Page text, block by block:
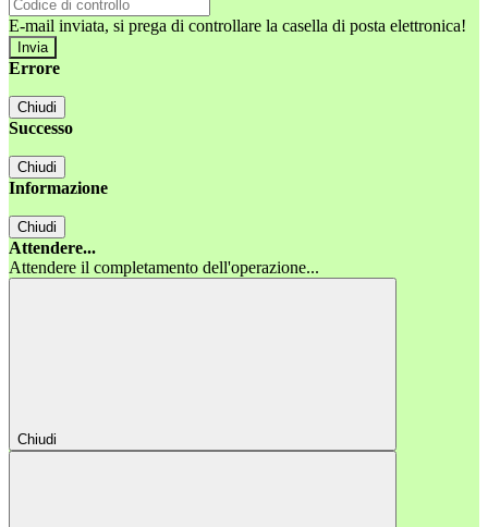
E-mail inviata, si prega di controllare la casella di posta elettronica!
Errore
Chiudi
Successo
Chiudi
Informazione
Chiudi
Attendere...
Attendere il completamento dell'operazione...
Chiudi